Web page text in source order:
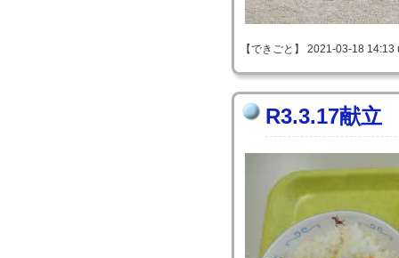
【できごと】 2021-03-18
R3.3.17献立